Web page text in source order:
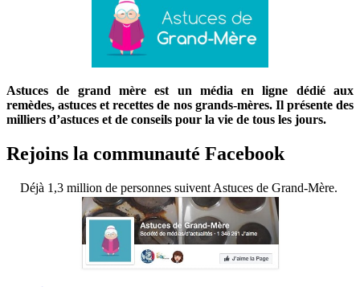
Astuces de grand mère est un média en ligne dédié aux
remèdes, astuces et recettes de nos grands-mères. Il présente des
milliers d’astuces et de conseils pour la vie de tous les jours.
Rejoins la communauté Facebook
Déjà 1,3 million de personnes suivent Astuces de Grand-Mère.